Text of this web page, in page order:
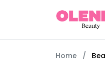
Home /